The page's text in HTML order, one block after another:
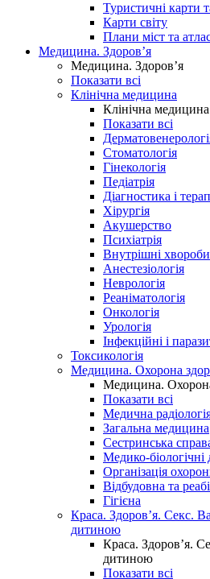
Туристичні карти
Карти світу
Плани міст та
Медицина. Здоров’я
Медицина. Здоров’я
Показати всі
Клінічна медицина
Клінічна медицина
Показати всі
Стоматологія
Гінекологія
Педіатрія
Діагностика і
Хірургія
Акушерство
Психіатрія
Внутрішні хвороби
Анестезіологія
Неврологія
Реаніматологія
Онкологія
Урологія
Інфекційні і
Токсикологія
Медицина. Охорона
Медицина.
Показати всі
Медична
Загальна медицина
Сестринська
Медико-
Організація
Відбудовна та
Гігієна
Краса. Здоров’я. Секс.
дитиною
Краса. Здоров’я.
дитиною
Показати всі